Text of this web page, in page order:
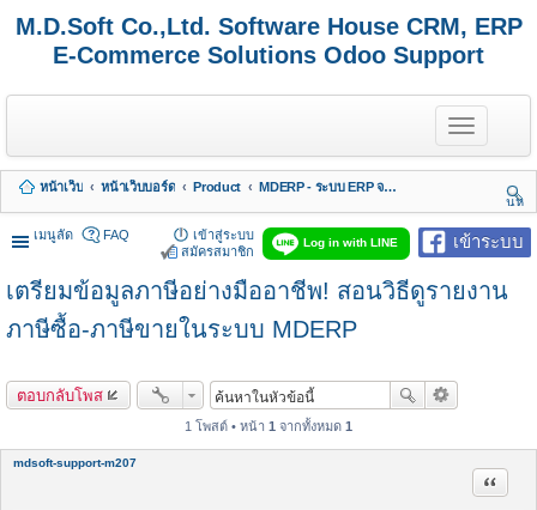
M.D.Soft Co.,Ltd. Software House CRM, ERP
E-Commerce Solutions Odoo Support
T
o
g
e
n
a
i
g
หน้าเว็บ หน้าเว็บบอร์ด Product
MDERP - ระบบ ERP จาก MDSoft พร้อมบริการ
นห
า
เมนูลัด
เข้าระบบ
Log in with LINE
FAQ
เข้าสู่ระบบ
สมัครสมาชิก
เตรียมข้อมูลภาษีอย่างมืออาชีพ! สอนวิธีดูรายงาน
ภาษีซื้อ-ภาษีขายในระบบ MDERP
ตอบกลับโพส
1 โพสต์ • หน้า 1 จากทั้งหมด 1
mdsoft-support-m207
อ้างคำ